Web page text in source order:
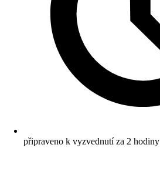
připraveno k vyzvednutí za 2 hodiny